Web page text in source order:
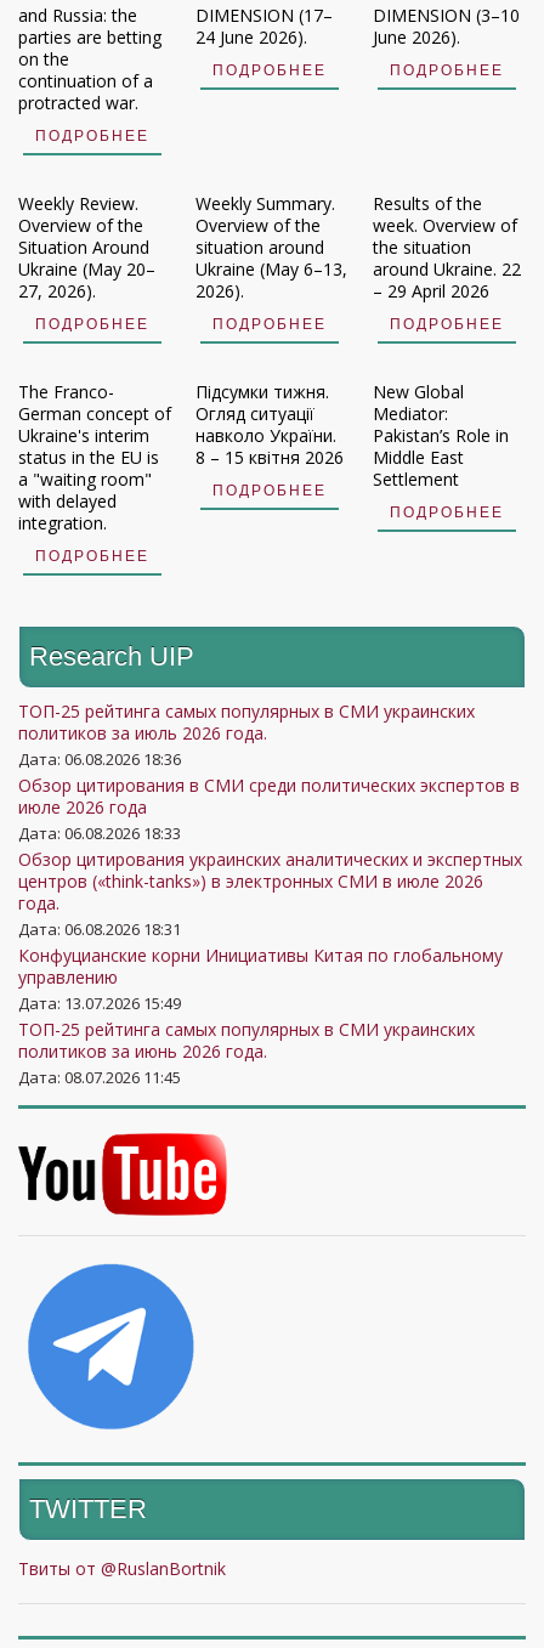
and Russia: the
parties are betting
on the
continuation of a
protracted war.
ПОДРОБНЕЕ
DIMENSION (17–
24 June 2026).
ПОДРОБНЕЕ
DIMENSION (3–10
June 2026).
ПОДРОБНЕЕ
Weekly Review.
Overview of the
Situation Around
Ukraine (May 20–
27, 2026).
ПОДРОБНЕЕ
Weekly Summary.
Overview of the
situation around
Ukraine (May 6–13,
2026).
ПОДРОБНЕЕ
Results of the
week. Overview of
the situation
around Ukraine. 22
– 29 April 2026
ПОДРОБНЕЕ
The Franco-
German concept of
Ukraine's interim
status in the EU is
a "waiting room"
with delayed
integration.
ПОДРОБНЕЕ
Підсумки тижня.
Огляд ситуації
навколо України.
8 – 15 квітня 2026
ПОДРОБНЕЕ
New Global
Mediator:
Pakistan’s Role in
Middle East
Settlement
ПОДРОБНЕЕ
Research UIP
ТОП-25 рейтинга самых популярных в СМИ украинских
политиков за июль 2026 года.
Дата: 06.08.2026 18:36
Обзор цитирования в СМИ среди политических экспертов в
июле 2026 года
Дата: 06.08.2026 18:33
Обзор цитирования украинских аналитических и экспертных
центров («think-tanks») в электронных СМИ в июле 2026
года.
Дата: 06.08.2026 18:31
Конфуцианские корни Инициативы Китая по глобальному
управлению
Дата: 13.07.2026 15:49
ТОП-25 рейтинга самых популярных в СМИ украинских
политиков за июнь 2026 года.
Дата: 08.07.2026 11:45
TWITTER
Твиты от @RuslanBortnik